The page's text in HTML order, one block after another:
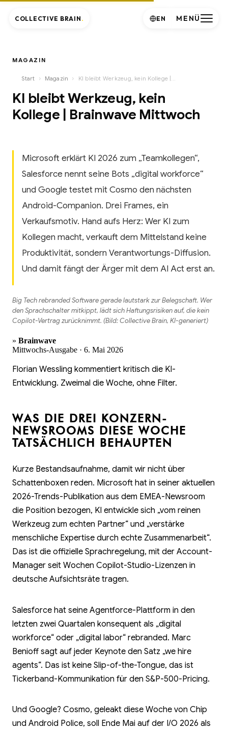
MAGAZIN
Start › Magazin ›
KI bleibt Werkzeug, kein
Kollege | Brainwave Mittwoch
Microsoft erklärt KI 2026 zum „Teamkollegen“,
Salesforce nennt seine Bots „digital workforce“
und Google testet mit Cosmo den nächsten
Android-Companion. Drei Frames, ein
Verkaufsmotiv. Hand aufs Herz: Wer KI zum
Kollegen macht, verkauft dem Mittelstand keine
Produktivität, sondern Verantwortungs-Diffusion.
Und damit fängt der Ärger mit dem AI Act erst an.
Big Tech rebranded Software gerade lautstark zur Belegschaft. Wer
den Sprachschalter mitkippt, lädt sich Haftungsrisiken auf, die kein
Copilot-Vertrag zurücknimmt. (Bild: Collective Brain, KI-generiert)
» Brainwave
Mittwochs-Ausgabe · 6. Mai 2026
Florian Wessling kommentiert kritisch die KI-
Entwicklung. Zweimal die Woche, ohne Filter.
WAS DIE DREI KONZERN-
NEWSROOMS DIESE WOCHE
TATSÄCHLICH BEHAUPTEN
Kurze Bestandsaufnahme, damit wir nicht über
Schattenboxen reden. Microsoft hat in seiner aktuellen
2026-Trends-Publikation aus dem EMEA-Newsroom
die Position bezogen, KI entwickle sich „vom reinen
Werkzeug zum echten Partner“ und „verstärke
menschliche Expertise durch echte Zusammenarbeit“.
Das ist die offizielle Sprachregelung, mit der Account-
Manager seit Wochen Copilot-Studio-Lizenzen in
deutsche Aufsichtsräte tragen.
Salesforce hat seine Agentforce-Plattform in den
letzten zwei Quartalen konsequent als „digital
workforce“ oder „digital labor“ rebranded. Marc
Benioff sagt auf jeder Keynote den Satz „we hire
agents“. Das ist keine Slip-of-the-Tongue, das ist
Tickerband-Kommunikation für den S&P-500-Pricing.
Und Google? Cosmo, geleakt diese Woche von Chip
und Android Police, soll Ende Mai auf der I/O 2026 als
COLLECTIVE BRAIN . MENÜ
EN